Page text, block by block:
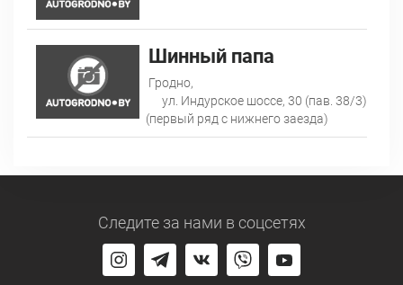
Шинный папа
Гродно,
ул. Индурское шоссе, 30 (пав. 38/3)
(первый ряд с нижнего заезда)
Следите за нами в соцсетях